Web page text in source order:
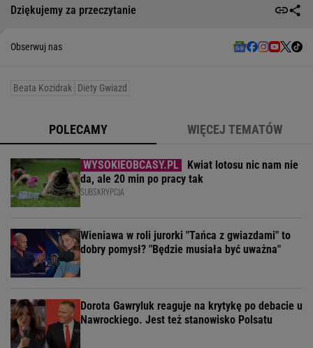
Dziękujemy za przeczytanie
Obserwuj nas
Beata Kozidrak Diety Gwiazd
POLECAMY WIĘCEJ TEMATÓW
Kwiat lotosu nic nam nie
da, ale 20 min po pracy tak
SUBSKRYPCJA
Wieniawa w roli jurorki "Tańca z gwiazdami" to
dobry pomysł? "Będzie musiała być uważna"
Dorota Gawryluk reaguje na krytykę po debacie u
Nawrockiego. Jest też stanowisko Polsatu